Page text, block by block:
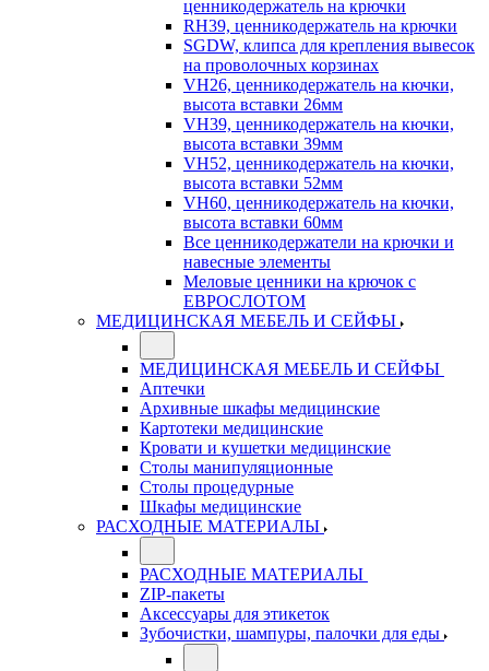
ценникодержатель на крючки
RH39, ценникодержатель на крючки
SGDW, клипса для крепления вывесок
на проволочных корзинах
VH26, ценникодержатель на кючки,
высота вставки 26мм
VH39, ценникодержатель на кючки,
высота вставки 39мм
VH52, ценникодержатель на кючки,
высота вставки 52мм
VH60, ценникодержатель на кючки,
высота вставки 60мм
Все ценникодержатели на крючки и
навесные элементы
Меловые ценники на крючок с
ЕВРОСЛОТОМ
МЕДИЦИНСКАЯ МЕБЕЛЬ И СЕЙФЫ
МЕДИЦИНСКАЯ МЕБЕЛЬ И СЕЙФЫ
Аптечки
Архивные шкафы медицинские
Картотеки медицинские
Кровати и кушетки медицинские
Столы манипуляционные
Столы процедурные
Шкафы медицинские
РАСХОДНЫЕ МАТЕРИАЛЫ
РАСХОДНЫЕ МАТЕРИАЛЫ
ZIP-пакеты
Аксессуары для этикеток
Зубочистки, шампуры, палочки для еды